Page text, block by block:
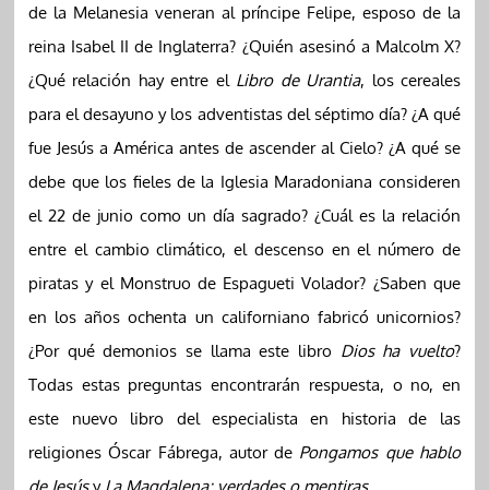
de la Melanesia veneran al príncipe Felipe, esposo de la
reina Isabel II de Inglaterra? ¿Quién asesinó a Malcolm X?
¿Qué relación hay entre el Libro de Urantia, los cereales
para el desayuno y los adventistas del séptimo día? ¿A qué
fue Jesús a América antes de ascender al Cielo? ¿A qué se
debe que los fieles de la Iglesia Maradoniana consideren
el 22 de junio como un día sagrado? ¿Cuál es la relación
entre el cambio climático, el descenso en el número de
piratas y el Monstruo de Espagueti Volador? ¿Saben que
en los años ochenta un californiano fabricó unicornios?
¿Por qué demonios se llama este libro Dios ha vuelto?
Todas estas preguntas encontrarán respuesta, o no, en
este nuevo libro del especialista en historia de las
religiones Óscar Fábrega, autor de Pongamos que hablo